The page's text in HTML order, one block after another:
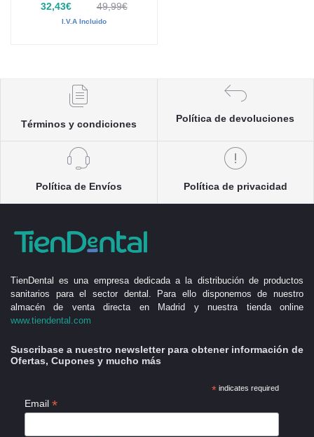
32,43€ 49,99€
I.V.A Incluido
Términos y condiciones
Política de devoluciones
Política de Envíos Política de privacidad
TienDental es una empresa dedicada a la distribución de productos
sanitarios para el sector dental. Para ello disponemos de nuestro
almacén de venta directa en Madrid y nuestra tienda online
www.tiendental.com
Suscribase a nuestro newsletter para obtener información de
Ofertas, Cupones y mucho más
*indicates required
Email *